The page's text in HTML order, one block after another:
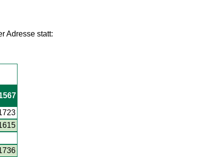
Adresse statt: